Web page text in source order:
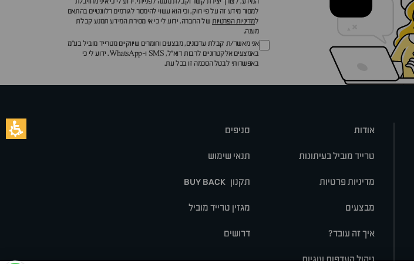
למסור מידע זה על פי חוק, וכי הוא עשוי להימסר לגורמים רלוונטיים בהתאם
למדיניות הפרטיותשל החברה. ידוע לי כי אי מסירת המידע תמנע קבלת
מענה.
אני מאשר/ת קבלת עדכונים, מבצעים וחומרים שיווקיים מטרייד מוביל בע"מ
באמצעים אלקטרוניים לרבות דוא״ל, SMS ו-WhatsApp. ידוע לי כי
באפשרותי לבטל הסכמה זו בכל עת.
אודות סניפים
טרייד מוביל בעיתונות תנאי שימוש
מדיניות פרטיות תקנון BUY BACK
מבצעים מגזין טרייד מוביל
איך זה עובד? דרושים
ניהול העדפות עוגיות